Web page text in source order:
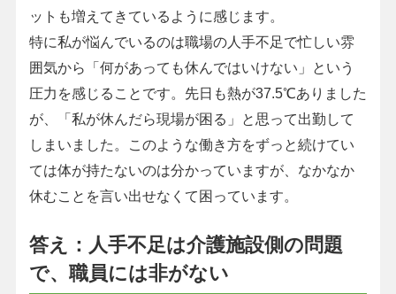
ットも増えてきているように感じます。
特に私が悩んでいるのは職場の人手不足で忙しい雰
囲気から「何があっても休んではいけない」という
圧力を感じることです。先日も熱が37.5℃ありました
が、「私が休んだら現場が困る」と思って出勤して
しまいました。このような働き方をずっと続けてい
ては体が持たないのは分かっていますが、なかなか
休むことを言い出せなくて困っています。
答え：人手不足は介護施設側の問題
で、職員には非がない